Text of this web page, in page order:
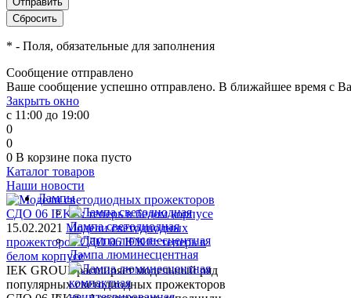
* - Поля, обязательные для заполнения
Сообщение отправлено
Ваше сообщение успешно отправлено. В ближайшее время с
Закрыть окно
с 11:00 до 19:00
0
0
0 В корзине пока пусто
Каталог товаров
Лампы
Лампа светодиодная
Лампа люминесцентная
Наши новости
15.02.2021 Модели светодиодных
прожекторов СДО 06 IEK®: теперь в
белом корпусе
IEK GROUP расширяет модельный ряд
популярных светодиодных прожекторов